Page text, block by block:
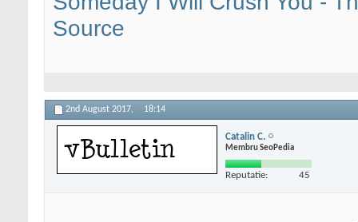
Source
2nd August 2017, 18:14
Catalin C.
Membru SeoPedia
Reputatie: 45